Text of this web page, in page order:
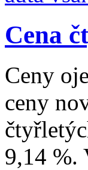
Cena
Ceny
ceny
9,14 %.